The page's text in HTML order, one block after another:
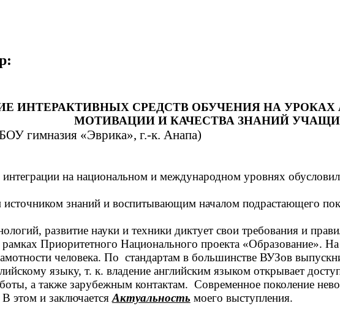
ИНТЕРАКТИВНЫХ СРЕДСТВ ОБУЧЕНИЯ НА
МОТИВАЦИИ И КАЧЕСТВА ЗНАНИЙ
гимназия «Эврика», г.-к. Анапа)
на национальном и международном уровнях
знаний и воспитывающим началом подрастающего
развитие науки и техники диктует свои требования и
Приоритетного Национального проекта «Образование».
человека. По стандартам в большинстве ВУЗов
языку, т. к. владение английским языком открывает
а также зарубежным контактам. Современное поколение
этом и заключается Актуальность моего выступления.